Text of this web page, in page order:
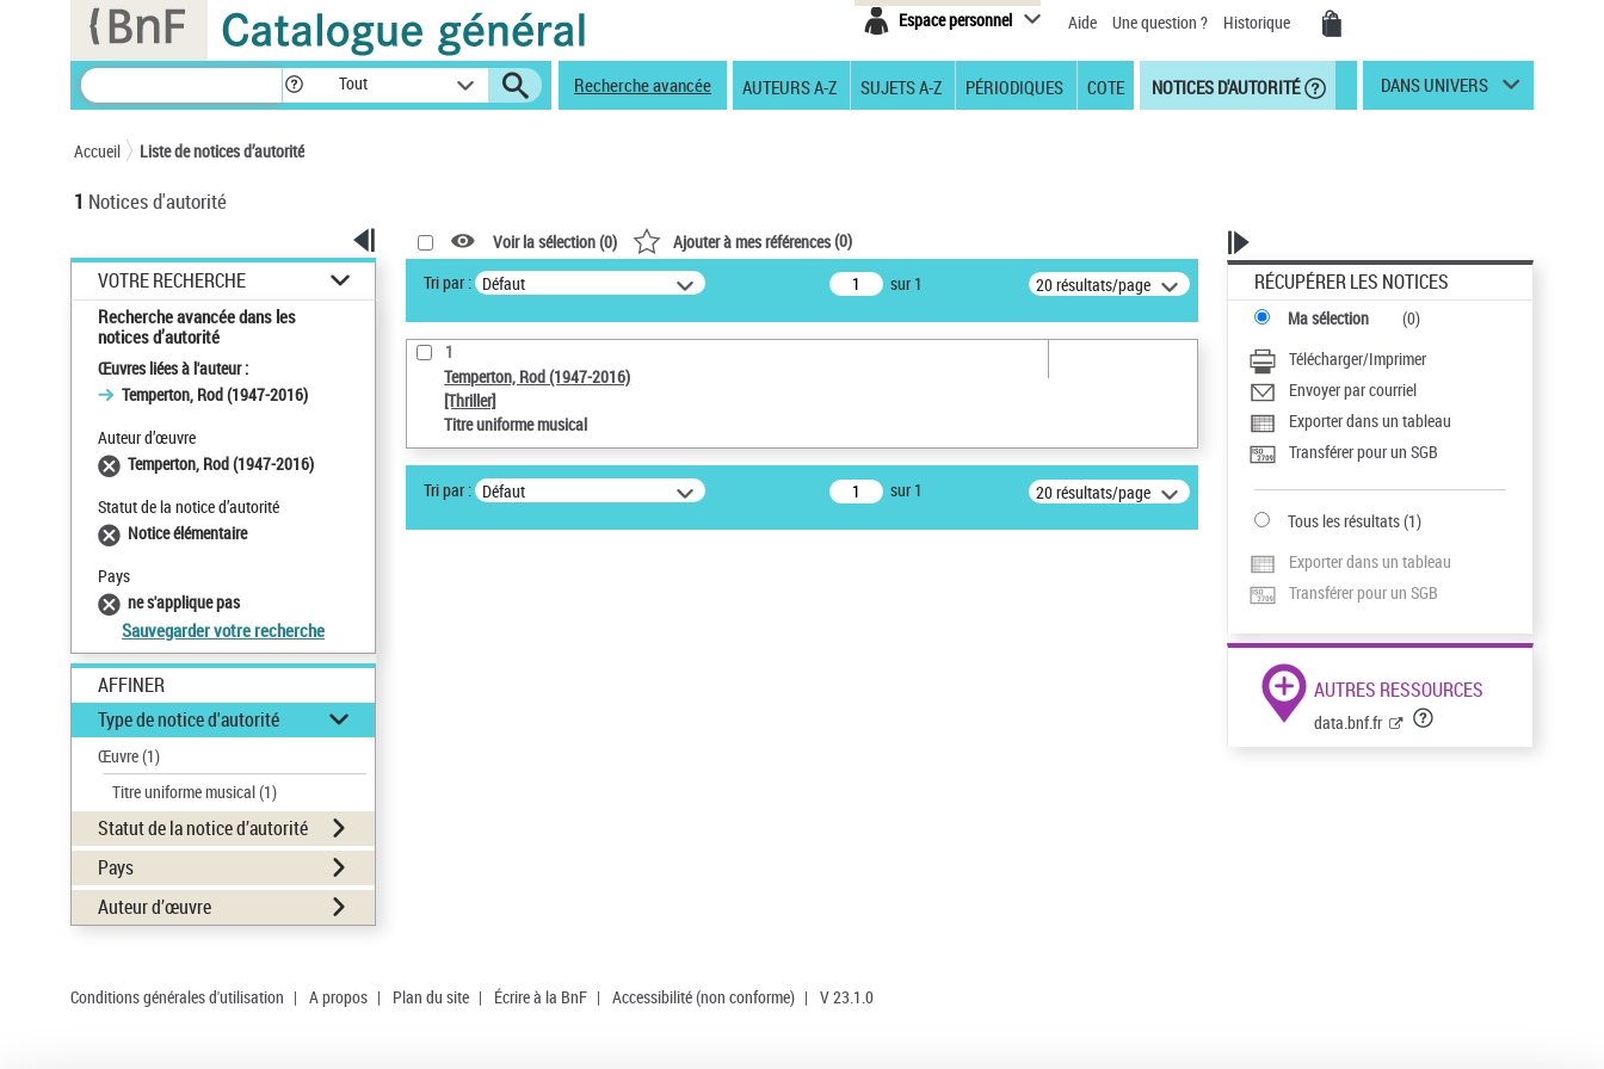
Espace personnel Aide Une question ? Historique
Tout Recherche avancée AUTEURS A-Z SUJETS A-Z PÉRIODIQUES COTE NOTICES D'AUTORITÉ DANS UNIVERS
Accueil Liste de notices d’autorité
1 Notices d'autorité
VOTRE RECHERCHE
Recherche avancée dans les
notices d’autorité
Œuvres liées à l'auteur :
Temperton, Rod (1947-2016)
Auteur d’œuvre
Temperton, Rod (1947-2016)
Statut de la notice d’autorité
Notice élémentaire
Pays
ne s'applique pas
Sauvegarder votre recherche
AFFINER
Type de notice d'autorité
Œuvre(1)
Titre uniforme musical(1)
Statut de la notice d’autorité
Pays
Auteur d’œuvre
Voir la sélection (0) Ajouter à mes références(0)
Tri par : Défaut sur 1 20 résultats/page
1
Temperton, Rod (1947-2016)
[Thriller]
Titre uniforme musical
Tri par : Défaut sur 1 20 résultats/page
RÉCUPÉRER LES NOTICES
Ma sélection (0)
Télécharger/Imprimer
Envoyer par courriel
Exporter dans un tableau
Transférer pour un SGB
Tous les résultats(1)
Exporter dans un tableau
Transférer pour un SGB
AUTRES RESSOURCES
data.bnf.fr
Conditions générales d'utilisation | A propos | Plan du site | Écrire à la BnF | Accessibilité (non conforme) | V 23.1.0
Panneau de gestion des cookies